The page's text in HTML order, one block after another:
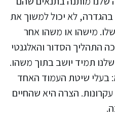
לא יכול למשוך את
מישהו או משהו אחר
התהליך הסדור והאלגנטי
תמיד יושב בתוך משהו.
בעלי שיטת העמוד האחד
הצרה היא שהחיים